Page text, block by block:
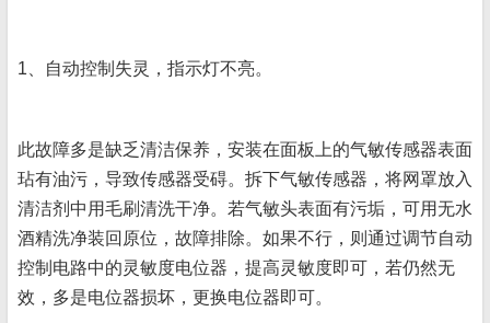
1、自动控制失灵，指示灯不亮。
此故障多是缺乏清洁保养，安装在面板上的气敏传感器表面
玷有油污，导致传感器受碍。拆下气敏传感器，将网罩放入
清洁剂中用毛刷清洗干净。若气敏头表面有污垢，可用无水
酒精洗净装回原位，故障排除。如果不行，则通过调节自动
控制电路中的灵敏度电位器，提高灵敏度即可，若仍然无
效，多是电位器损坏，更换电位器即可。